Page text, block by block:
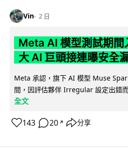
Vin 2 日
Meta AI 模型測試期間
大 AI 巨頭接連曝安全
Meta 承認，旗下 AI 模型 Muse
間，因評估夥伴 Irregular 設定出錯
全文
143 20 ↗ 分享